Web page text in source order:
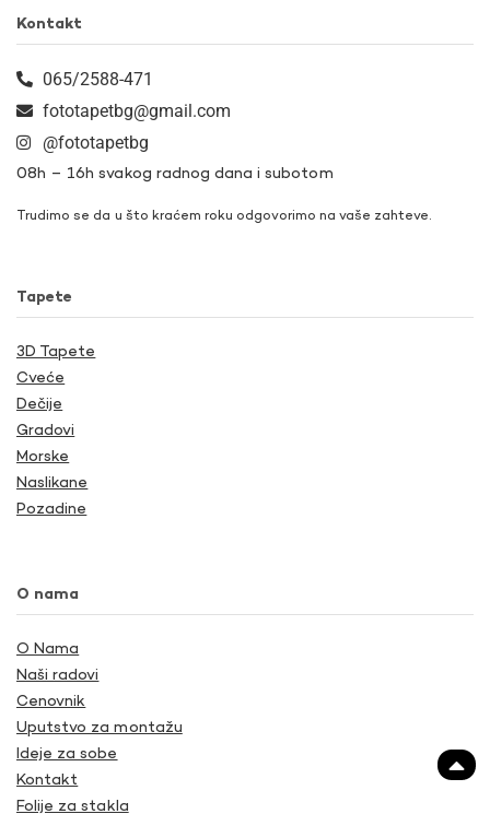
Kontakt
065/2588-471
fototapetbg@gmail.com
@fototapetbg
08h – 16h svakog radnog dana i subotom
Trudimo se da u što kraćem roku odgovorimo na vaše zahteve.
Tapete
3D Tapete
Cveće
Dečije
Gradovi
Morske
Naslikane
Pozadine
O nama
O Nama
Naši radovi
Cenovnik
Uputstvo za montažu
Ideje za sobe
Kontakt
Folije za stakla